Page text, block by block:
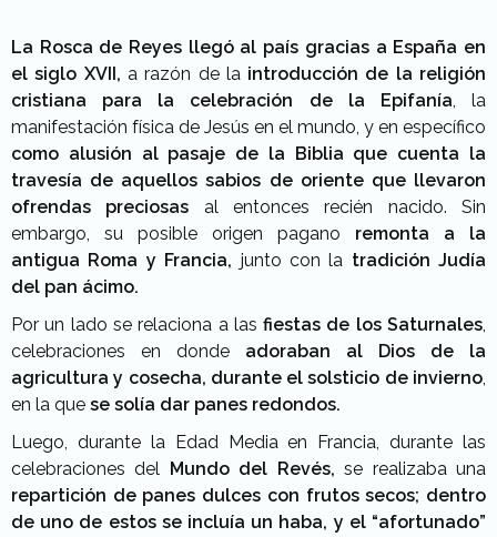
La Rosca de Reyes llegó al país gracias a España en
el siglo XVII, a razón de la introducción de la religión
cristiana para la celebración de la Epifanía , la
manifestación física de Jesús en el mundo, y en específico
como alusión al pasaje de la Biblia que cuenta la
travesía de aquellos sabios de oriente que llevaron
ofrendas preciosas al entonces recién nacido. Sin
embargo, su posible origen pagano remonta a la
antigua Roma y Francia, junto con la tradición Judía
del pan ácimo.
Por un lado se relaciona a lasfiestas de los Saturnales
celebraciones en donde adoraban al Dios de la
agricultura y cosecha, durante el solsticio de invierno
en la que se solía dar panes redondos.
Luego, durante la Edad Media en Francia, durante las
celebraciones del Mundo del Revés,se realizaba una
repartición de panes dulces con frutos secos; dentro
de uno de estos se incluía un haba, y el “afortunado”